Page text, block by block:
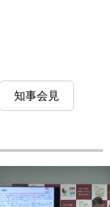
知事会見